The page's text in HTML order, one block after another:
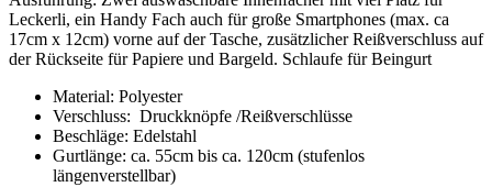
Leckerli, ein Handy Fach auch für große Smartphones (max. ca
17cm x 12cm) vorne auf der Tasche, zusätzlicher Reißverschluss auf
der Rückseite für Papiere und Bargeld. Schlaufe für Beingurt
Material: Polyester
Verschluss: Druckknöpfe /Reißverschlüsse
Beschläge: Edelstahl
Gurtlänge: ca. 55cm bis ca. 120cm (stufenlos
längenverstellbar)